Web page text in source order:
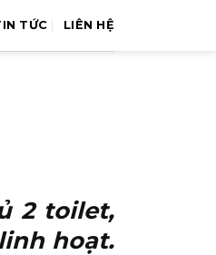
TỨC LIÊN HỆ
2 toilet,
hoạt.